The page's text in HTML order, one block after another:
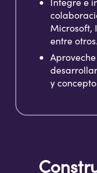
Microsoft,
entre otros.
y